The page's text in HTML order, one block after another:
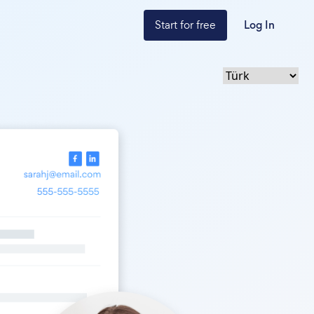
Start for free Log In